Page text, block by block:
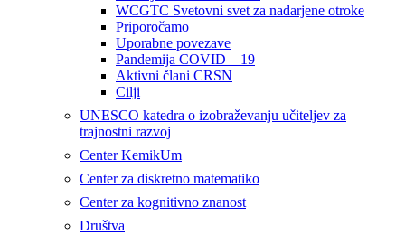
WCGTC Svetovni svet za nadarjene otroke
Priporočamo
Uporabne povezave
Pandemija COVID – 19
Aktivni člani CRSN
Cilji
UNESCO katedra o izobraževanju učiteljev za
trajnostni razvoj
Center KemikUm
Center za diskretno matematiko
Center za kognitivno znanost
Društva